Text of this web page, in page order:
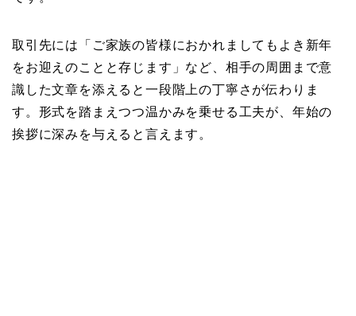
取引先には「ご家族の皆様におかれましてもよき新年
をお迎えのことと存じます」など、相手の周囲まで意
識した文章を添えると一段階上の丁寧さが伝わりま
す。形式を踏まえつつ温かみを乗せる工夫が、年始の
挨拶に深みを与えると言えます。